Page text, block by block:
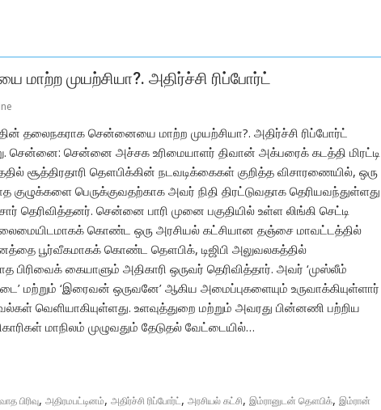
முயற்சியா?. அதிர்ச்சி ரிப்போர்ட்
தலைநகராக சென்னையை மாற்ற முயற்சியா?. அதிர்ச்சி ரிப்போர்ட்
சென்னை: சென்னை அச்சக உரிமையாளர் திவான் அக்பரைக் கடத்தி மிரட்டி
சூத்திரதாரி தௌபிக்கின் நடவடிக்கைகள் குறித்த விசாரணையில், ஒரு
குழுக்களை பெருக்குவதற்காக அவர் நிதி திரட்டுவதாக தெரியவந்துள்ளது
தெரிவித்தனர். சென்னை பாரி முனை பகுதியில் உள்ள லிங்கி செட்டி
கொண்ட ஒரு அரசியல் கட்சியான தஞ்சை மாவட்டத்தில்
பூர்வீகமாகக் கொண்ட தௌபிக், டிஜிபி அலுவலகத்தில்
பிரிவைக் கையாளும் அதிகாரி ஒருவர் தெரிவித்தார். அவர் ‘முஸ்லீம்
படை’ மற்றும் ‘இரைவன் ஒருவனே’ ஆகிய அமைப்புகளையும் உருவாக்கியுள்ளார்
வெளியாகியுள்ளது. உளவுத்துறை மற்றும் அவரது பின்னணி பற்றிய
மாநிலம் முழுவதும் தேடுதல் வேட்டையில்…
பிரிவு, அதிரமபட்டினம், அதிர்ச்சி ரிப்போர்ட், அரசியல் கட்சி, இம்ரானுடன் தௌபிக், இம்ரான்